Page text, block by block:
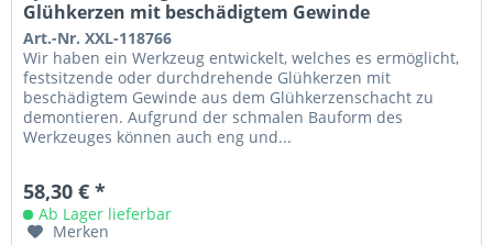
Glühkerzen mit beschädigtem Gewinde
Art.-Nr. XXL-118766
Wir haben ein Werkzeug entwickelt, welches es ermöglicht,
festsitzende oder durchdrehende Glühkerzen mit
beschädigtem Gewinde aus dem Glühkerzenschacht zu
demontieren. Aufgrund der schmalen Bauform des
Werkzeuges können auch eng und...
58,30 € *
Ab Lager lieferbar
Merken